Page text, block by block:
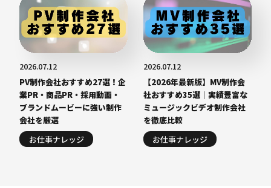
2026.07.12
PV制作会社おすすめ27選！企
業PR・商品PR・採用動画・
ブランドムービーに強い制作
会社を厳選
お仕事ナレッジ
2026.07.12
【2026年最新版】MV制作会
社おすすめ35選｜実績豊富な
ミュージックビデオ制作会社
を徹底比較
お仕事ナレッジ